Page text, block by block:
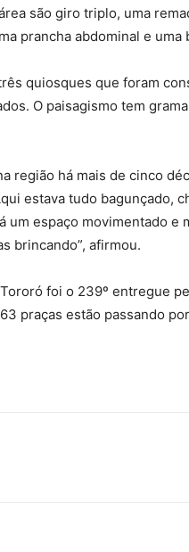
são giro triplo, uma
prancha abdominal e uma
quiosques que foram
O paisagismo tem
região há mais de cinco
estava tudo bagunçado,
espaço movimentado e
brincando”, afirmou.
foi o 239º entregue
praças estão passando